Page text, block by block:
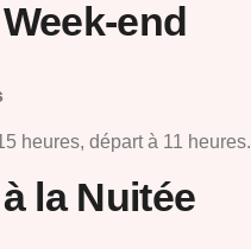
end
heures, départ à 11 heures.
la Nuitée